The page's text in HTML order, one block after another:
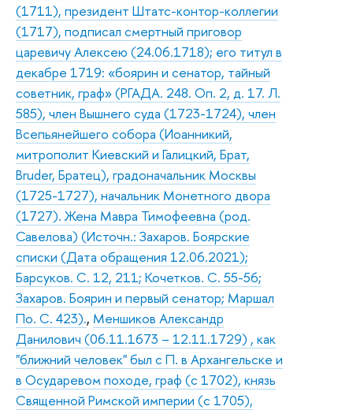
(1711), президент Штатс-контор-коллегии
(1717), подписал смертный приговор
царевичу Алексею (24.06.1718); его титул в
декабре 1719: «боярин и сенатор, тайный
советник, граф» (РГАДА. 248. Оп. 2, д. 17. Л.
585), член Вышнего суда (1723-1724), член
Всепьянейшего собора (Иоанникий,
митрополит Киевский и Галицкий, Брат,
Bruder, Братец), градоначальник Москвы
(1725-1727), начальник Монетного двора
(1727). Жена Мавра Тимофеевна (род.
Савелова) (Источн.: Захаров. Боярские
списки (Дата обращения 12.06.2021);
Барсуков. С. 12, 211; Кочетков. С. 55-56;
Захаров. Боярин и первый сенатор; Маршал
По. С. 423)., Меншиков Александр
Данилович (06.11.1673 – 12.11.1729) , как
"ближний человек" был с П. в Архангельске и
в Осударевом походе, граф (с 1702), князь
Священной Римской империи (с 1705),